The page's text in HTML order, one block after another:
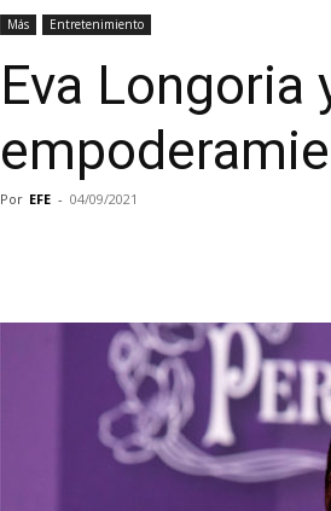
Más Entretenimiento
Eva Longoria
Por EFE - 04/09/2021